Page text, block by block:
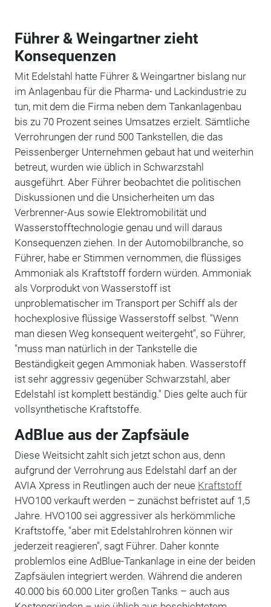
Führer & Weingartner zieht
Konsequenzen
Mit Edelstahl hatte Führer & Weingartner bislang nur
im Anlagenbau für die Pharma- und Lackindustrie zu
tun, mit dem die Firma neben dem Tankanlagenbau
bis zu 70 Prozent seines Umsatzes erzielt. Sämtliche
Verrohrungen der rund 500 Tankstellen, die das
Peissenberger Unternehmen gebaut hat und weiterhin
betreut, wurden wie üblich in Schwarzstahl
ausgeführt. Aber Führer beobachtet die politischen
Diskussionen und die Unsicherheiten um das
Verbrenner-Aus sowie Elektromobilität und
Wasserstofftechnologie genau und will daraus
Konsequenzen ziehen. In der Automobilbranche, so
Führer, habe er Stimmen vernommen, die flüssiges
Ammoniak als Kraftstoff fordern würden. Ammoniak
als Vorprodukt von Wasserstoff ist
unproblematischer im Transport per Schiff als der
hochexplosive flüssige Wasserstoff selbst. "Wenn
man diesen Weg konsequent weitergeht", so Führer,
"muss man natürlich in der Tankstelle die
Beständigkeit gegen Ammoniak haben. Wasserstoff
ist sehr aggressiv gegenüber Schwarzstahl, aber
Edelstahl ist komplett beständig." Dies gelte auch für
vollsynthetische Kraftstoffe.
AdBlue aus der Zapfsäule
Diese Weitsicht zahlt sich jetzt schon aus, denn
aufgrund der Verrohrung aus Edelstahl darf an der
AVIA Xpress in Reutlingen auch der neue Kraftstoff
HVO100 verkauft werden – zunächst befristet auf 1,5
Jahre. HVO100 sei aggressiver als herkömmliche
Kraftstoffe, "aber mit Edelstahlrohren können wir
jederzeit reagieren", sagt Führer. Daher konnte
problemlos eine AdBlue-Tankanlage in eine der beiden
Zapfsäulen integriert werden. Während die anderen
40.000 bis 60.000 Liter großen Tanks – auch aus